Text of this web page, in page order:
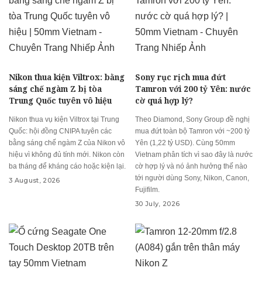
Nikon thua kiện Viltrox: bằng
sáng chế ngàm Z bị tòa
Trung Quốc tuyên vô hiệu
Nikon thua vụ kiện Viltrox tại Trung
Quốc: hội đồng CNIPA tuyên các
bằng sáng chế ngàm Z của Nikon vô
hiệu vì không đủ tính mới. Nikon còn
ba tháng để kháng cáo hoặc kiện lại.
3 August, 2026
Sony rục rịch mua đứt
Tamron với 200 tỷ Yên: nước
cờ quá hợp lý?
Theo Diamond, Sony Group đề nghị
mua đứt toàn bộ Tamron với ~200 tỷ
Yên (1,22 tỷ USD). Cùng 50mm
Vietnam phân tích vì sao đây là nước
cờ hợp lý và nó ảnh hưởng thế nào
tới người dùng Sony, Nikon, Canon,
Fujifilm.
30 July, 2026